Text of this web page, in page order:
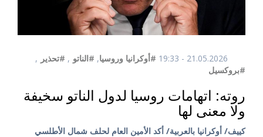
21.05.2026 - 19:33 #أوكرانيا وروسيا, #الناتو , #تحذير ,
#بروكسيل
روته: اتهامات روسيا لدول الناتو سخيفة
ولا معنى لها
كييف/ أوكرانيا بالعربية/ أكد الأمين العام لحلف شمال الأطلسي